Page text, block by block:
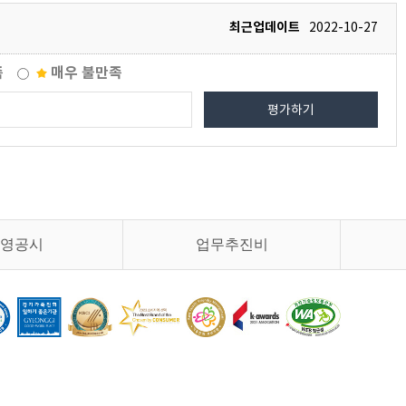
최근업데이트 2022-10-27
매우 불만족
평가하기
공시 업무추진비